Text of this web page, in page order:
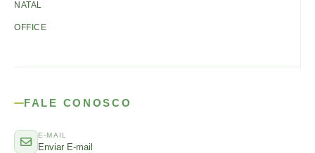
NATAL
OFFICE
FALE CONOSCO
E-MAIL
Enviar E-mail